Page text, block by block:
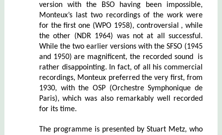
version with the BSO having been impossible,
Monteux’s last two recordings of the work were
for the first one (WPO 1958), controversial , while
the other (NDR 1964) was not at all successful.
While the two earlier versions with the SFSO (1945
and 1950) are magnificent, the recorded sound is
rather disappointing. In fact, of all his commercial
recordings, Monteux preferred the very first, from
1930, with the OSP (Orchestre Symphonique de
Paris), which was also remarkably well recorded
for its time.
The programme is presented by Stuart Metz, who